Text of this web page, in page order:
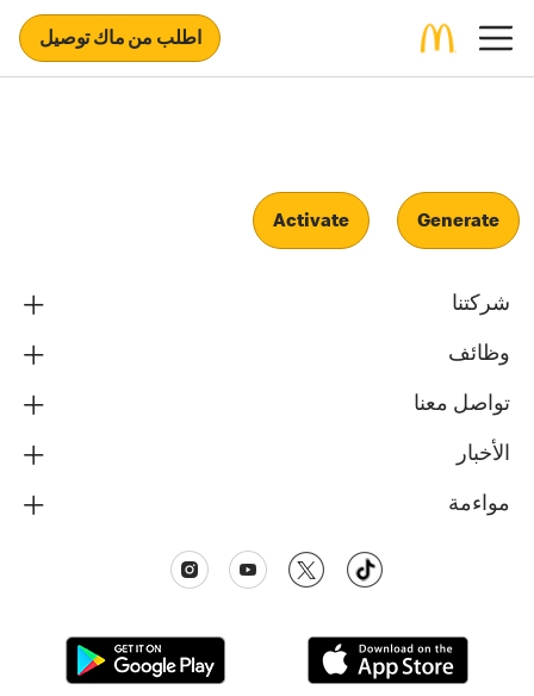
اطلب من ماك توصيل
Generate
Activate
شركتنا
وظائف
تواصل معنا
الأخبار
مواءمة